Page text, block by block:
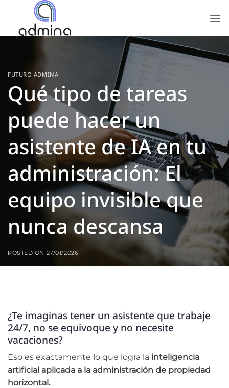
contenido
FUTURO ADMINA
Qué tipo de tareas
puede hacer un
asistente de IA en tu
administración: El
equipo invisible que
nunca descansa
POSTED ON 27/01/2026
¿Te imaginas tener un asistente que trabaje
24/7, no se equivoque y no necesite
vacaciones?
Eso es exactamente lo que logra la inteligencia
artificial aplicada a la administración de propiedad
horizontal.